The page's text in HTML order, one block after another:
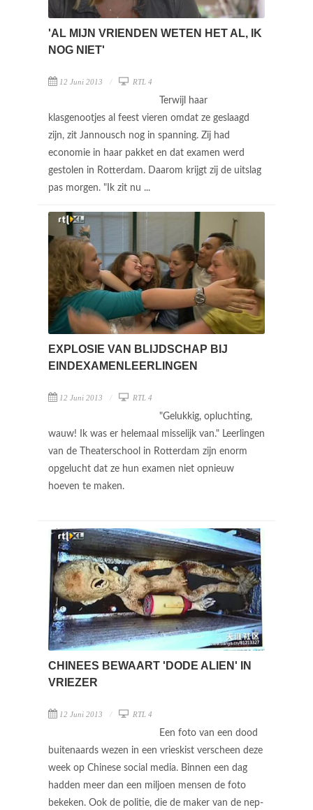
'AL MIJN VRIENDEN WETEN HET AL, IK
NOG NIET'
12 Juni 2013 RTL 4
Terwijl haar
klasgenootjes al feest vieren omdat ze geslaagd
zijn, zit Jannousch nog in spanning. Zij had
economie in haar pakket en dat examen werd
gestolen in Rotterdam. Daarom krijgt zij de uitslag
pas morgen. "Ik zit nu ...
EXPLOSIE VAN BLIJDSCHAP BIJ
EINDEXAMENLEERLINGEN
12 Juni 2013 RTL 4
"Gelukkig, opluchting,
wauw! Ik was er helemaal misselijk van." Leerlingen
van de Theaterschool in Rotterdam zijn enorm
opgelucht dat ze hun examen niet opnieuw
hoeven te maken.
CHINEES BEWAART 'DODE ALIEN' IN
VRIEZER
12 Juni 2013 RTL 4
Een foto van een dood
buitenaards wezen in een vrieskist verscheen deze
week op Chinese social media. Binnen een dag
hadden meer dan een miljoen mensen de foto
bekeken. Ook de politie, die de maker van de nep-